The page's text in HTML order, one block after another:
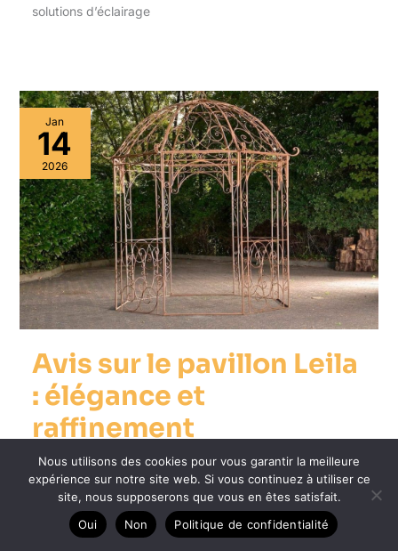
solutions d’éclairage
Jan
14
2026
Avis sur le pavillon Leila
: élégance et
raffinement
4 minutes de lecture
Vous rêvez d’un espace extérieur confortable et élégant
pour profiter des beaux jours ? Le pavillon
Nous utilisons des cookies pour vous garantir la meilleure
expérience sur notre site web. Si vous continuez à utiliser ce
site, nous supposerons que vous en êtes satisfait.
Oui
Non Politique de confidentialité